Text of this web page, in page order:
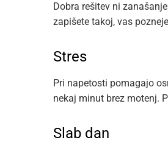
Dobra rešitev ni
zapišete takoj, vas
Stres
Pri napetosti pomagajo
nekaj minut brez motenj.
Slab dan